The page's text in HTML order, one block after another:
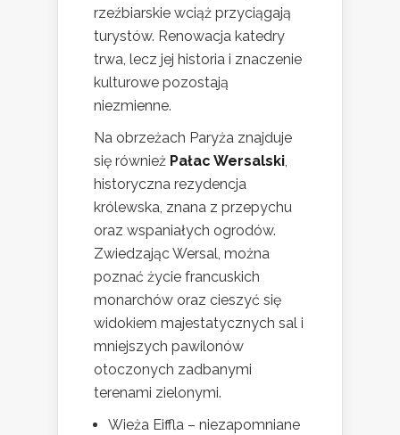
rzeźbiarskie wciąż przyciągają
turystów. Renowacja katedry
trwa, lecz jej historia i znaczenie
kulturowe pozostają
niezmienne.
Na obrzeżach Paryża znajduje
się również Pałac Wersalski
historyczna rezydencja
królewska, znana z przepychu
oraz wspaniałych ogrodów.
Zwiedzając Wersal, można
poznać życie francuskich
monarchów oraz cieszyć się
widokiem majestatycznych sal i
mniejszych pawilonów
otoczonych zadbanymi
terenami zielonymi.
Wieża Eiffla – niezapomniane